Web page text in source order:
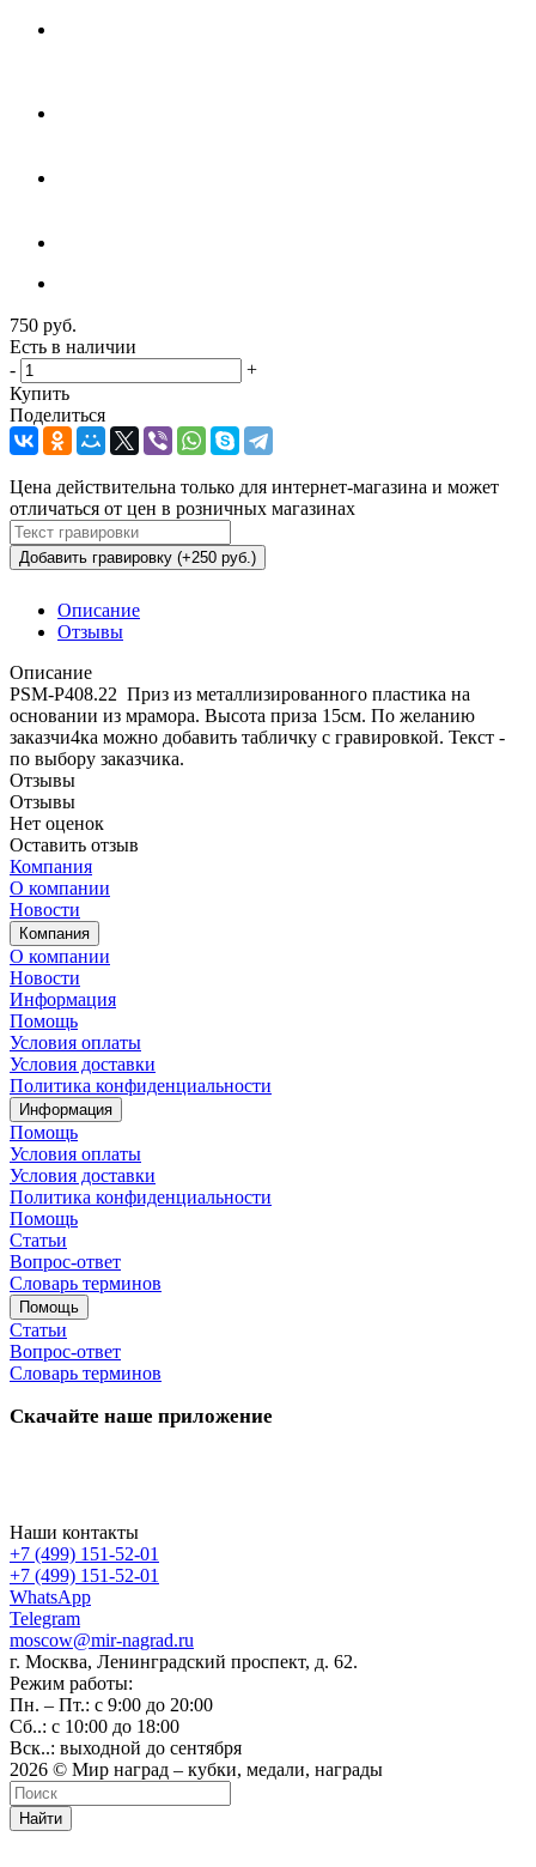
750 руб.
Есть в наличии
-
+
Купить
Поделиться
Цена действительна только для интернет-магазина и может
отличаться от цен в розничных магазинах
Добавить гравировку (+250 руб.)
Описание
Отзывы
Описание
PSM-P408.22 Приз из металлизированного пластика на
основании из мрамора. Высота приза 15см. По желанию
заказчи4ка можно добавить табличку с гравировкой. Текст -
по выбору заказчика.
Отзывы
Отзывы
Нет оценок
Оставить отзыв
Компания
О компании
Новости
Компания
О компании
Новости
Информация
Помощь
Условия оплаты
Условия доставки
Политика конфиденциальности
Информация
Помощь
Условия оплаты
Условия доставки
Политика конфиденциальности
Помощь
Статьи
Вопрос-ответ
Словарь терминов
Помощь
Статьи
Вопрос-ответ
Словарь терминов
Скачайте наше приложение
Наши контакты
+7 (499) 151-52-01
+7 (499) 151-52-01
WhatsApp
Telegram
moscow@mir-nagrad.ru
г. Москва, Ленинградский проспект, д. 62.
Режим работы:
Пн. – Пт.: с 9:00 до 20:00
Сб..: с 10:00 до 18:00
Вск..: выходной до сентября
2026 © Мир наград – кубки, медали, награды
Найти